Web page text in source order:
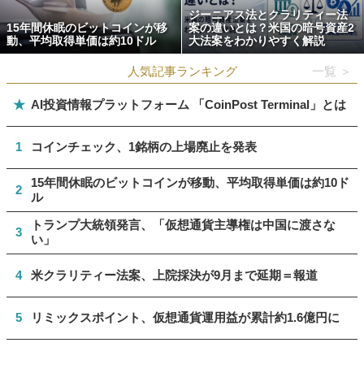
15年間休眠のビットコインが移
動、平均取得単価は約10ドル
ジーニアス法とクラリティー法
案の違いとは？米国の暗号資産2
大法案をわかりやすく解説
人気記事ランキング 一覧 ＞
★ AI投資情報プラットフォーム 「CoinPost Terminal」とは
1 コインチェック、1銘柄の上場廃止を発表
2
15年間休眠のビットコインが移動、平均取得単価は約10ド
ル
3
トランプ大統領発言、「仮想通貨主導権は中国に渡さな
い」
4 米クラリティー法案、上院採決が9月まで延期＝報道
5 リミックスポイント、仮想通貨運用益が累計約1.6億円に